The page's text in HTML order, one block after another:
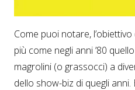
Come puoi notare,
più come negli anni ’80
magrolini (o grassocci) a
dello show-biz di quegli